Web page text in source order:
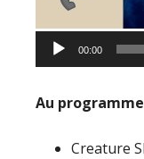
00:00
Au
Creature